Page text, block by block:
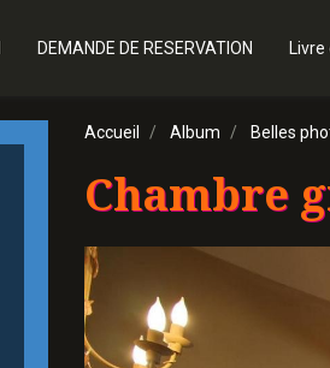
DEMANDE DE RESERVATION Livre
Accueil Album Belles
Chambre